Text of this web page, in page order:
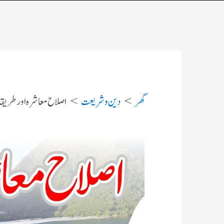
گھر دین و شریعت اصلاح معاشرہ